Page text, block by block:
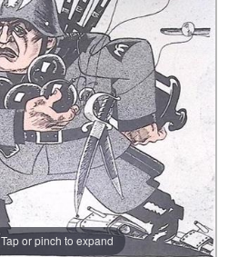
Tap or pinch to expand